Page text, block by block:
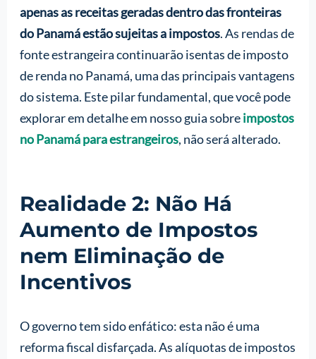
apenas as receitas geradas dentro das fronteiras
do Panamá estão sujeitas a impostos. As rendas de
fonte estrangeira continuarão isentas de imposto
de renda no Panamá, uma das principais vantagens
do sistema. Este pilar fundamental, que você pode
explorar em detalhe em nosso guia sobreimpostos
no Panamá para estrangeiros, não será alterado.
Realidade 2: Não Há
Aumento de Impostos
nem Eliminação de
Incentivos
O governo tem sido enfático: esta não é uma
reforma fiscal disfarçada. As alíquotas de impostos